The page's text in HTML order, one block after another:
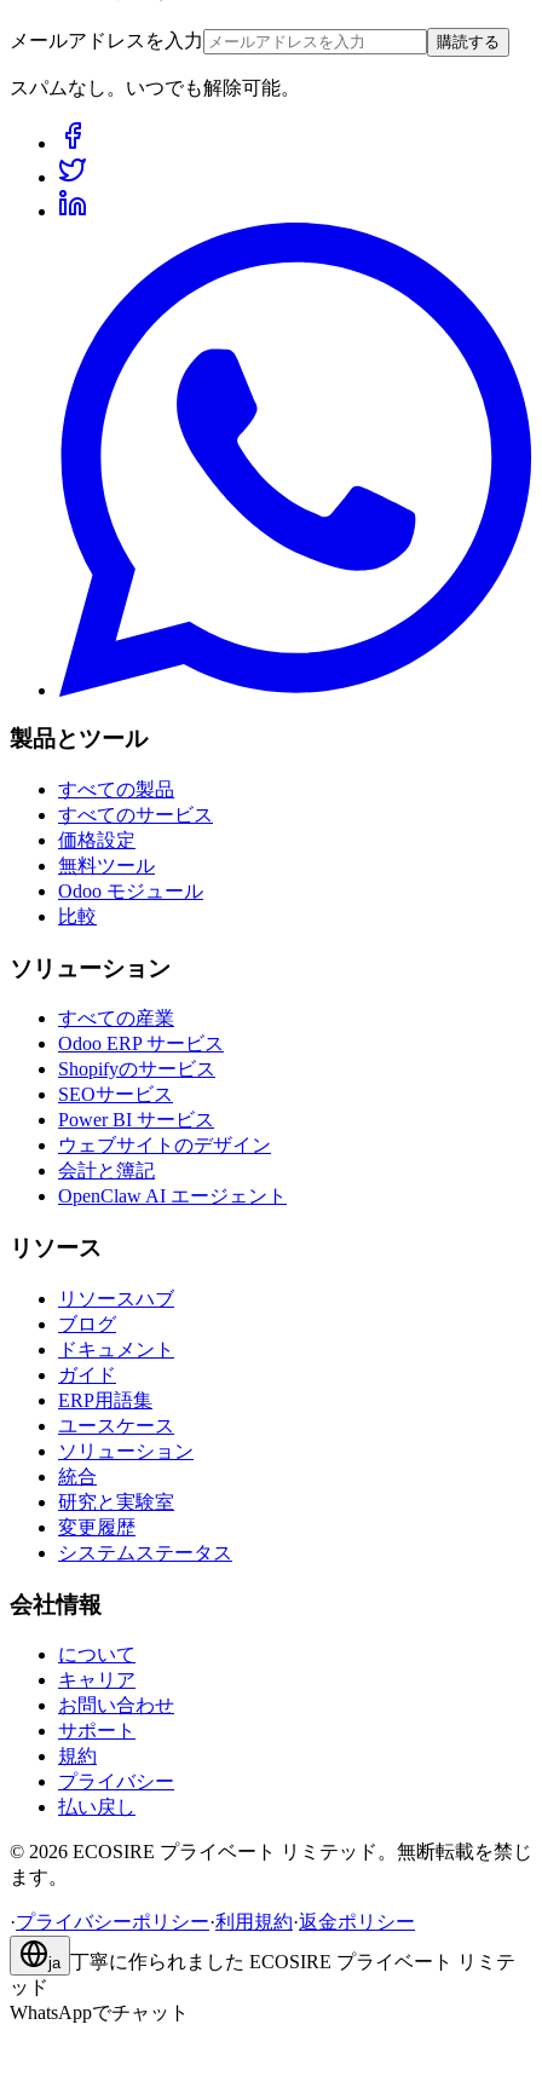
メールアドレスを入力 購読する
スパムなし。いつでも解除可能。
製品とツール
すべての製品
すべてのサービス
価格設定
無料ツール
Odoo モジュール
比較
ソリューション
すべての産業
Odoo ERP サービス
Shopifyのサービス
SEOサービス
Power BI サービス
ウェブサイトのデザイン
会計と簿記
OpenClaw AI エージェント
リソース
リソースハブ
ブログ
ドキュメント
ガイド
ERP用語集
ユースケース
ソリューション
統合
研究と実験室
変更履歴
システムステータス
会社情報
について
キャリア
お問い合わせ
サポート
規約
プライバシー
払い戻し
© 2026 ECOSIRE プライベート リミテッド。無断転載を禁じ
ます。
·プライバシーポリシー·利用規約·返金ポリシー
ja 丁寧に作られました ECOSIRE プライベート リミテ
ッド
WhatsAppでチャット